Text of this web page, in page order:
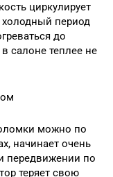
циркулирует
холодный период
до
салоне теплее не
можно по
начинает очень
передвижении по
теряет свою